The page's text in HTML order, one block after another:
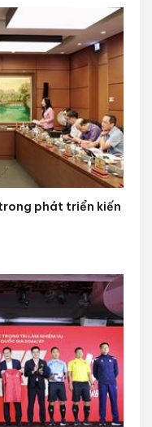
phát triển kiến